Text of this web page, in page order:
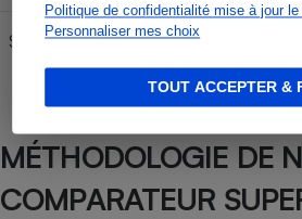
Politique de confidentialité mise à jour
Personnaliser mes choix
TOUT ACCEPTER &
SP95 60,81 €
MÉTHODOLOGIE DE
COMPARATEUR